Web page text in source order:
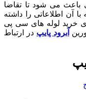
می شود تا تقاضا
اطلاعاتی را داشته
لوله های سی پی
آبرود پایپ در ارتباط